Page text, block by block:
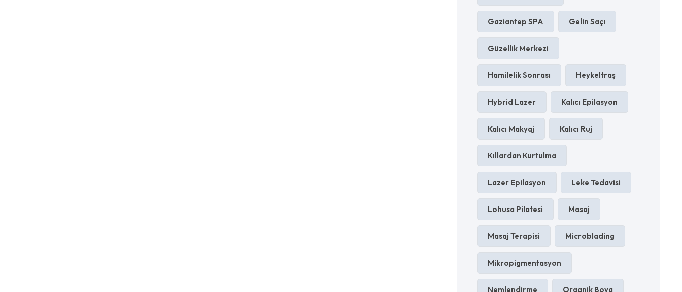
Gaziantep SPA Gelin Saçı
Güzellik Merkezi
Hamilelik Sonrası Heykeltraş
Hybrid Lazer Kalıcı Epilasyon
Kalıcı Makyaj Kalıcı Ruj
Kıllardan Kurtulma
Lazer Epilasyon Leke Tedavisi
Lohusa Pilatesi Masaj
Masaj Terapisi Microblading
Mikropigmentasyon
Nemlendirme Organik Boya